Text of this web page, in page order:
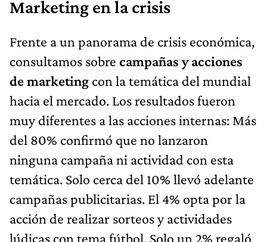
Marketing en la crisis
Frente a un panorama de crisis económica,
consultamos sobre campañas y acciones
de marketing con la temática del mundial
hacia el mercado. Los resultados fueron
muy diferentes a las acciones internas: Más
del 80% confirmó que no lanzaron
ninguna campaña ni actividad con esta
temática. Solo cerca del 10% llevó adelante
campañas publicitarias. El 4% opta por la
acción de realizar sorteos y actividades
lúdicas con tema fútbol. Solo un 2% regaló